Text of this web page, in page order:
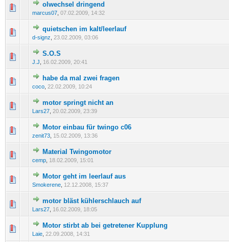
olwechsel dringend
marcus07 07.02.2009, 14:32
0 Bewertung(en) - 0 von 5 durchschnittlich
123
quietschen im kalt/leerlauf
d-signz 23.02.2009, 03:06
0 Bewertung(en) - 0 von 5 durchschnittlich
12345
S.O.S
J.J 16.02.2009, 20:41
0 Bewertung(en) - 0 von 5 durchschnittlich
habe da mal zwei fragen
coco 22.02.2009, 10:24
0 Bewertung(en) - 0 von 5 durchschnittlich
12345
motor springt nicht an
Lars27 20.02.2009, 23:39
0 Bewertung(en) - 0 von 5 durchschnittlich
123 45
Motor einbau für twingo c06
zenit73 15.02.2009, 13:36
0 Bewertung(en) - 0 von 5 durchschnittlich
1 2345
Material Twingomotor
cemp 18.02.2009, 15:01
0 Bewertung(en) - 0 von 5 durchschnittlich
12345
Motor geht im leerlauf aus
Smokerene 12.12.2008, 15:37
0 Bewertung(en) - 0 von 5 durchschnittlich
12 345
motor bläst kühlerschlauch auf
Lars27 16.02.2009, 18:05
0 Bewertung(en) - 0 von 5 durchschnittlich
12345
Motor stirbt ab bei getretener Kupplung
Laie 22.09.2008, 14:31
0 Bewertung(en) - 0 von 5 durchschnittlich
12 345